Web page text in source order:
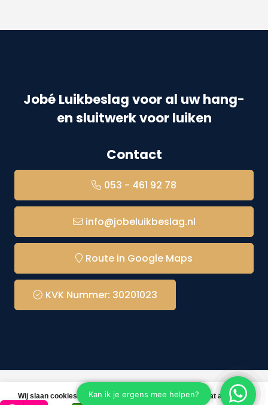
Jobé Luikbeslag voor al uw hang-
en sluitwerk voor luiken
Contact
053 - 461 92 78
info@jobeluikbeslag.nl
Route in Google Maps
KVK Nummer: 30201023
© Copyright 2026 Jobé Luikbeslag -Webshop laten
Wij slaan cookies op om onze website te verbeteren. Is dat akkoord?